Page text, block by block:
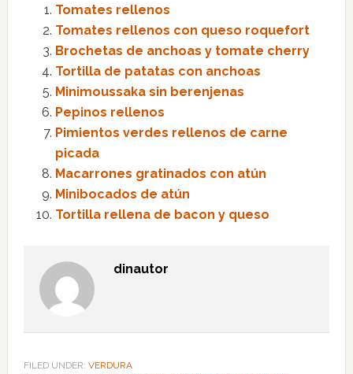
Tomates rellenos
Tomates rellenos con queso roquefort
Brochetas de anchoas y tomate cherry
Tortilla de patatas con anchoas
Minimoussaka sin berenjenas
Pepinos rellenos
Pimientos verdes rellenos de carne
picada
Macarrones gratinados con atún
Minibocados de atún
Tortilla rellena de bacon y queso
dinautor
FILED UNDER: VERDURA